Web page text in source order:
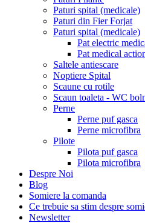
Paturi spital (medicale)
Paturi din Fier Forjat
Paturi spital (medicale)
Pat electric
Pat medical
Saltele antiescare
Noptiere Spital
Scaune cu rotile
Scaun toaleta - WC
Perne
Perne puf gasca
Perne microfibra
Pilote
Pilota puf gasca
Pilota microfibra
Despre Noi
Blog
Somiere la comanda
Ce trebuie sa stim despre
Newsletter